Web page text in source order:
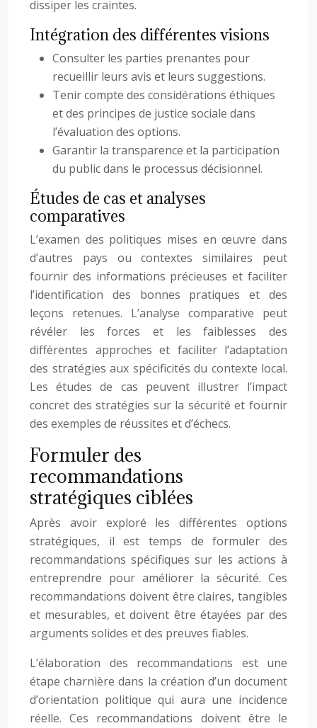
dissiper les craintes.
Intégration des différentes visions
Consulter les parties prenantes pour
recueillir leurs avis et leurs suggestions.
Tenir compte des considérations éthiques
et des principes de justice sociale dans
l’évaluation des options.
Garantir la transparence et la participation
du public dans le processus décisionnel.
Études de cas et analyses
comparatives
L’examen des politiques mises en œuvre dans
d’autres pays ou contextes similaires peut
fournir des informations précieuses et faciliter
l’identification des bonnes pratiques et des
leçons retenues. L’analyse comparative peut
révéler les forces et les faiblesses des
différentes approches et faciliter l’adaptation
des stratégies aux spécificités du contexte local.
Les études de cas peuvent illustrer l’impact
concret des stratégies sur la sécurité et fournir
des exemples de réussites et d’échecs.
Formuler des
recommandations
stratégiques ciblées
Après avoir exploré les différentes options
stratégiques, il est temps de formuler des
recommandations spécifiques sur les actions à
entreprendre pour améliorer la sécurité. Ces
recommandations doivent être claires, tangibles
et mesurables, et doivent être étayées par des
arguments solides et des preuves fiables.
L’élaboration des recommandations est une
étape charnière dans la création d’un document
d’orientation politique qui aura une incidence
réelle. Ces recommandations doivent être le